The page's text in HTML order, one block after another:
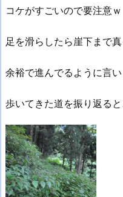
コケがすごいので要注意ｗ
足を滑らしたら崖下まで
余裕で進んでるように言い
歩いてきた道を振り返る